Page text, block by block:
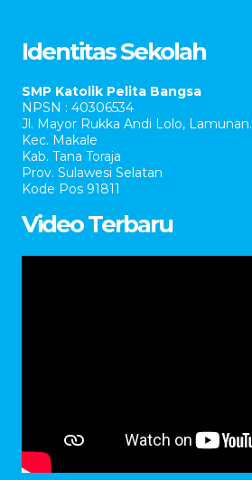
Identitas Sekolah
SMP Katolik Pelita Bangsa
NPSN : 40306534
Jl. Mayor Rukka Andi Lolo, Lamunan.
Kec. Makale
Kab. Tana Toraja
Prov. Sulawesi Selatan
Kode Pos 91811
Video Terbaru